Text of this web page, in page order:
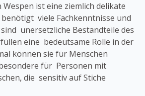
ist eine ziemlich delikate
viele Fachkenntnisse und
unersetzliche Bestandteile des
eine bedeutsame Rolle in der
können sie für Menschen
für Personen mit
die sensitiv auf Stiche